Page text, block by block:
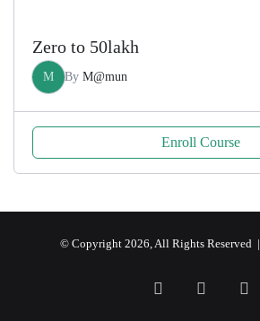
Zero to 50lakh
M By M@mun
Enroll Course
© Copyright 2026, All Rights Reserved |
FacebookYouTube